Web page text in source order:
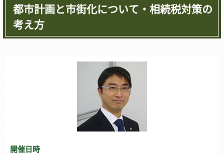
都市計画と市街化について・相続税対策の
考え方
開催日時